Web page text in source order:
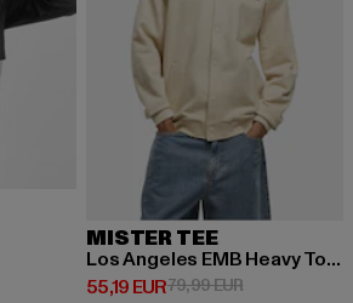
EUR 79,99 EUR
MISTER TEE
Los Angeles EMB Heavy Tonal College Jacket
55,19 EUR
Derzeitiger Preis: 55,19 EUR
79,99 EURAktionspreis: